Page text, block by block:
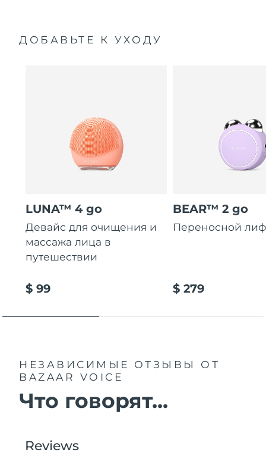
ДОБАВЬТЕ К УХОДУ
LUNA™ 4 go
Девайс для очищения и
массажа лица в
путешествии
$ 99
BEAR™ 2 go
Переносной
$ 279
НЕЗАВИСИМЫЕ ОТЗЫВЫ
ОТ
BAZAAR VOICE
Что говорят...